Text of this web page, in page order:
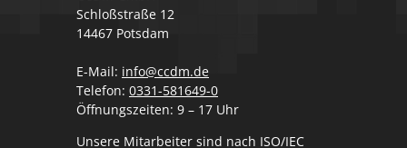
Schloßstraße 12
14467 Potsdam
E-Mail: info@ccdm.de
Telefon: 0331-581649-0
Öffnungszeiten: 9 – 17 Uhr
Unsere Mitarbeiter sind nach ISO/IEC